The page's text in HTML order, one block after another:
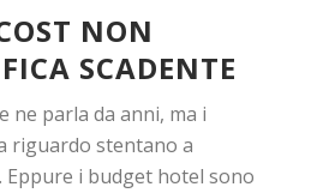
NON
SCADENTE
ne parla da anni, ma i
riguardo stentano a
Eppure i budget hotel sono